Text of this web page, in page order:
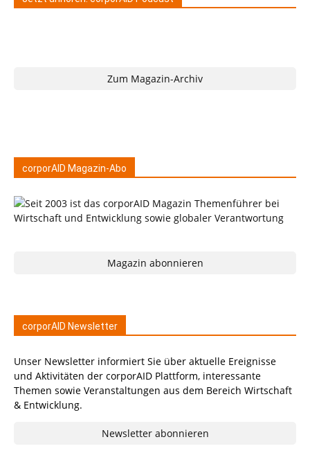
Zum Magazin-Archiv
corporAID Magazin-Abo
Magazin abonnieren
corporAID Newsletter
Unser Newsletter informiert Sie über aktuelle Ereignisse
und Aktivitäten der corporAID Plattform, interessante
Themen sowie Veranstaltungen aus dem Bereich Wirtschaft
& Entwicklung.
Newsletter abonnieren